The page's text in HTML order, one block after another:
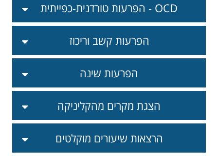
הפרעות טורדנית-כפייתית - OCD
הפרעות קשב וריכוז
הפרעות שינה
הצגת מקרים מהקליניקה
הרצאות שיעורים מוקלטים